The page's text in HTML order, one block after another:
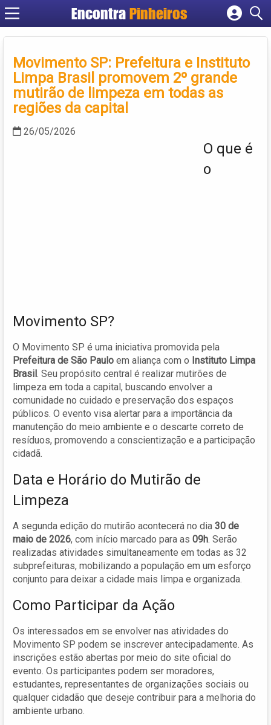
EncontraPinheiros
Cadastrar empresa
Criar conta
Movimento SP: Prefeitura e Instituto
Limpa Brasil promovem 2º grande
mutirão de limpeza em todas as
regiões da capital
26/05/2026
O que é
o
Movimento SP?
O Movimento SP é uma iniciativa promovida pela
Prefeitura de São Paulo em aliança com o Instituto Limpa
Brasil. Seu propósito central é realizar mutirões de
limpeza em toda a capital, buscando envolver a
comunidade no cuidado e preservação dos espaços
públicos. O evento visa alertar para a importância da
manutenção do meio ambiente e o descarte correto de
resíduos, promovendo a conscientização e a participação
cidadã.
Data e Horário do Mutirão de
Limpeza
A segunda edição do mutirão acontecerá no dia 30 de
maio de 2026, com início marcado para as 09h. Serão
realizadas atividades simultaneamente em todas as 32
subprefeituras, mobilizando a população em um esforço
conjunto para deixar a cidade mais limpa e organizada.
Como Participar da Ação
Os interessados em se envolver nas atividades do
Movimento SP podem se inscrever antecipadamente. As
inscrições estão abertas por meio do site oficial do
evento. Os participantes podem ser moradores,
estudantes, representantes de organizações sociais ou
qualquer cidadão que deseje contribuir para a melhoria do
ambiente urbano.